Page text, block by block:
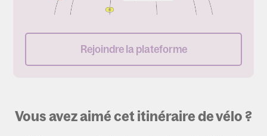
Rejoindre la plateforme
Vous avez aimé cet itinéraire de vélo ?